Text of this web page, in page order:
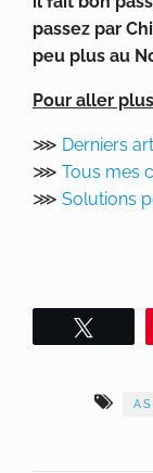
passez par
peu plus au
Pour aller
⋙ Derniers
⋙ Tous mes
⋙ Solutions